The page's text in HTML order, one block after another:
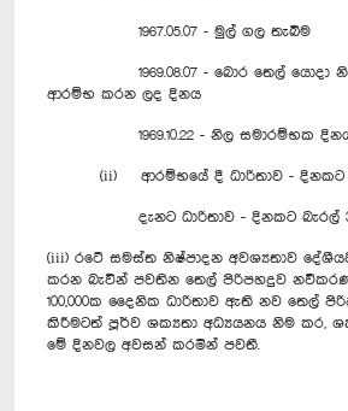
1967.05.07 - මුල් ගල තැබීම
1969.08.07 - බොර තෙල් යොදා
ආරම්භ කරන ලද දිනය
1969.10.22 - නිල සමාරම්භක
(ii) ආරම්භයේ දී ධාරිතාව - දිනකට
දැනට ධාරිතාව - දිනකට බැරල්
(iii) රටේ සමස්ත නිෂ්පාදන අවශ්‍යතාව
කරන බැවින් පවතින තෙල් පිරිපහදුව
100,000ක දෛනික ධාරිතාව ඇති නව තෙල්
කිරීමටත් පූර්ව ශක්‍යතා අධ්‍යයනය නිම කර,
මේ දිනවල අවසන් කරමින් පවතී.